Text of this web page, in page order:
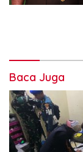
Baca Juga